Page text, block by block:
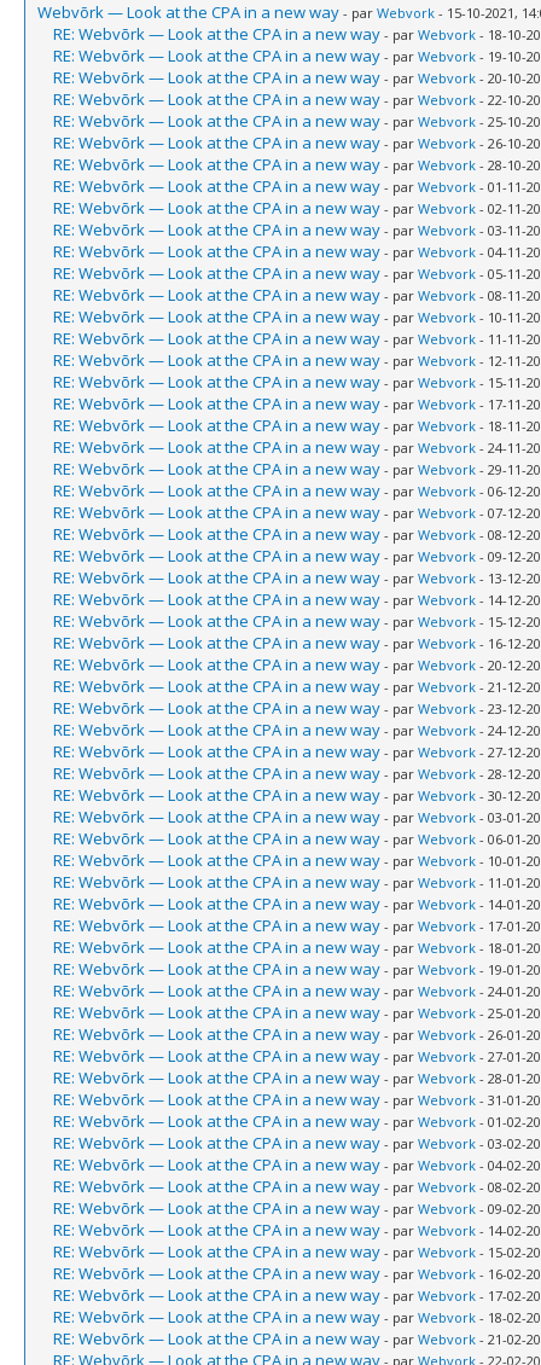
Webvõrk — Look at the CPA in a new way - par Webvork - 15-10-2021,
RE: Webvõrk — Look at the CPA in a new way - par Webvork - 18-10-
RE: Webvõrk — Look at the CPA in a new way - par Webvork - 19-10-
RE: Webvõrk — Look at the CPA in a new way - par Webvork - 20-10-
RE: Webvõrk — Look at the CPA in a new way - par Webvork - 22-10-
RE: Webvõrk — Look at the CPA in a new way - par Webvork - 25-10-
RE: Webvõrk — Look at the CPA in a new way - par Webvork - 26-10-
RE: Webvõrk — Look at the CPA in a new way - par Webvork - 28-10-
RE: Webvõrk — Look at the CPA in a new way - par Webvork - 01-11-
RE: Webvõrk — Look at the CPA in a new way - par Webvork - 02-11-
RE: Webvõrk — Look at the CPA in a new way - par Webvork - 03-11-
RE: Webvõrk — Look at the CPA in a new way - par Webvork - 04-11-
RE: Webvõrk — Look at the CPA in a new way - par Webvork - 05-11-
RE: Webvõrk — Look at the CPA in a new way - par Webvork - 08-11-
RE: Webvõrk — Look at the CPA in a new way - par Webvork - 10-11-
RE: Webvõrk — Look at the CPA in a new way - par Webvork - 11-11-
RE: Webvõrk — Look at the CPA in a new way - par Webvork - 12-11-
RE: Webvõrk — Look at the CPA in a new way - par Webvork - 15-11-
RE: Webvõrk — Look at the CPA in a new way - par Webvork - 17-11-
RE: Webvõrk — Look at the CPA in a new way - par Webvork - 18-11-
RE: Webvõrk — Look at the CPA in a new way - par Webvork - 24-11-
RE: Webvõrk — Look at the CPA in a new way - par Webvork - 29-11-
RE: Webvõrk — Look at the CPA in a new way - par Webvork - 06-12-
RE: Webvõrk — Look at the CPA in a new way - par Webvork - 07-12-
RE: Webvõrk — Look at the CPA in a new way - par Webvork - 08-12-
RE: Webvõrk — Look at the CPA in a new way - par Webvork - 09-12-
RE: Webvõrk — Look at the CPA in a new way - par Webvork - 13-12-
RE: Webvõrk — Look at the CPA in a new way - par Webvork - 14-12-
RE: Webvõrk — Look at the CPA in a new way - par Webvork - 15-12-
RE: Webvõrk — Look at the CPA in a new way - par Webvork - 16-12-
RE: Webvõrk — Look at the CPA in a new way - par Webvork - 20-12-
RE: Webvõrk — Look at the CPA in a new way - par Webvork - 21-12-
RE: Webvõrk — Look at the CPA in a new way - par Webvork - 23-12-
RE: Webvõrk — Look at the CPA in a new way - par Webvork - 24-12-
RE: Webvõrk — Look at the CPA in a new way - par Webvork - 27-12-
RE: Webvõrk — Look at the CPA in a new way - par Webvork - 28-12-
RE: Webvõrk — Look at the CPA in a new way - par Webvork - 30-12-
RE: Webvõrk — Look at the CPA in a new way - par Webvork - 03-01-
RE: Webvõrk — Look at the CPA in a new way - par Webvork - 06-01-
RE: Webvõrk — Look at the CPA in a new way - par Webvork - 10-01-
RE: Webvõrk — Look at the CPA in a new way - par Webvork - 11-01-
RE: Webvõrk — Look at the CPA in a new way - par Webvork - 14-01-
RE: Webvõrk — Look at the CPA in a new way - par Webvork - 17-01-
RE: Webvõrk — Look at the CPA in a new way - par Webvork - 18-01-
RE: Webvõrk — Look at the CPA in a new way - par Webvork - 19-01-
RE: Webvõrk — Look at the CPA in a new way - par Webvork - 24-01-
RE: Webvõrk — Look at the CPA in a new way - par Webvork - 25-01-
RE: Webvõrk — Look at the CPA in a new way - par Webvork - 26-01-
RE: Webvõrk — Look at the CPA in a new way - par Webvork - 27-01-
RE: Webvõrk — Look at the CPA in a new way - par Webvork - 28-01-
RE: Webvõrk — Look at the CPA in a new way - par Webvork - 31-01-
RE: Webvõrk — Look at the CPA in a new way - par Webvork - 01-02-
RE: Webvõrk — Look at the CPA in a new way - par Webvork - 03-02-
RE: Webvõrk — Look at the CPA in a new way - par Webvork - 04-02-
RE: Webvõrk — Look at the CPA in a new way - par Webvork - 08-02-
RE: Webvõrk — Look at the CPA in a new way - par Webvork - 09-02-
RE: Webvõrk — Look at the CPA in a new way - par Webvork - 14-02-
RE: Webvõrk — Look at the CPA in a new way - par Webvork - 15-02-
RE: Webvõrk — Look at the CPA in a new way - par Webvork - 16-02-
RE: Webvõrk — Look at the CPA in a new way - par Webvork - 17-02-
RE: Webvõrk — Look at the CPA in a new way - par Webvork - 18-02-
RE: Webvõrk — Look at the CPA in a new way - par Webvork - 21-02-
RE: Webvõrk — Look at the CPA in a new way - par Webvork - 22-02-